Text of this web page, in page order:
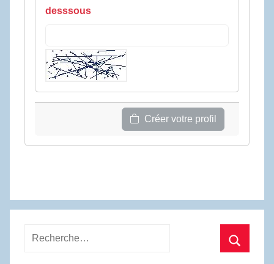
desssous
Créer votre profil
Recherche